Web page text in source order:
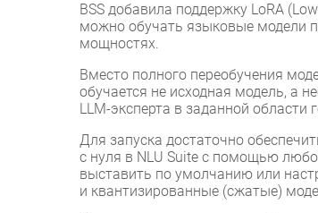
BSS добавила поддержку LoRA
можно обучать языковые модели
мощностях.
Вместо полного переобучения
обучается не исходная модель, а
LLM-эксперта в заданной
Для запуска достаточно
с нуля в NLU Suite с помощью
выставить по умолчанию или
и квантизированные (сжатые)